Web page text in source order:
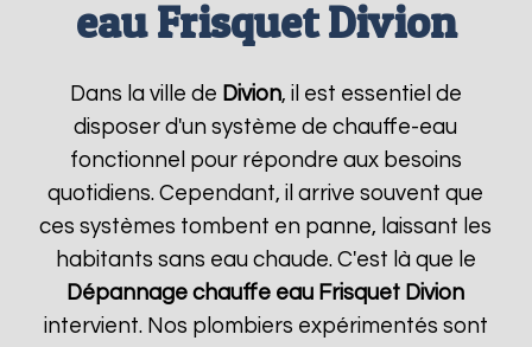
eau Frisquet Divion
Dans la ville de Divion, il est essentiel de
disposer d'un système de chauffe-eau
fonctionnel pour répondre aux besoins
quotidiens. Cependant, il arrive souvent que
ces systèmes tombent en panne, laissant les
habitants sans eau chaude. C'est là que le
Dépannage chauffe eau Frisquet Divion
intervient. Nos plombiers expérimentés sont